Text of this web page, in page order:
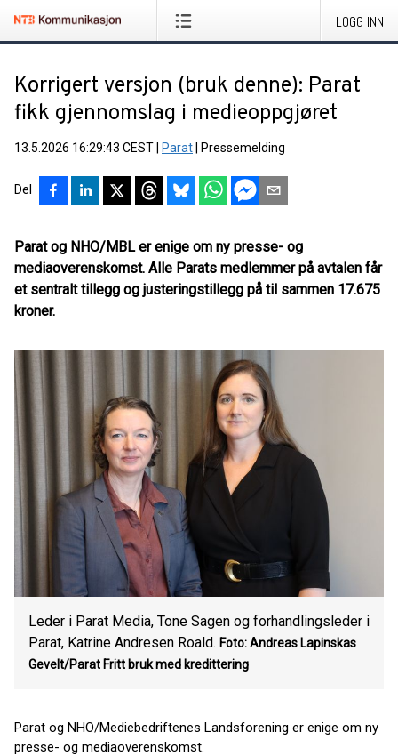
LOGG INN
Korrigert versjon (bruk denne): Parat
fikk gjennomslag i medieoppgjøret
13.5.2026 16:29:43 CEST Parat Pressemelding
Del
Parat og NHO/MBL er enige om ny presse- og
mediaoverenskomst. Alle Parats medlemmer på avtalen får
et sentralt tillegg og justeringstillegg på til sammen 17.675
kroner.
Leder i Parat Media, Tone Sagen og forhandlingsleder i
Parat, Katrine Andresen Roald. Foto: Andreas Lapinskas
Gevelt/Parat Fritt bruk med kredittering
Parat og NHO/Mediebedriftenes Landsforening er enige om ny
presse- og mediaoverenskomst.